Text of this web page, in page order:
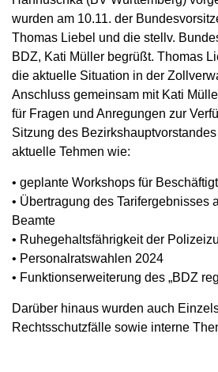
wurden am 10.11. der
Thomas Liebel und die stellv.
BDZ, Kati Müller begrüßt. Thomas
die aktuelle Situation in der
Anschluss gemeinsam mit Kati
für Fragen und Anregungen zur
Sitzung des
aktuelle Tehmen wie:
• geplante Workshops für
• Übertragung des Tarifergebnisses
Beamte
• Ruhegehaltsfährigkeit der
• Personalratswahlen 2024
• Funktionserweiterung des „BDZ
Darüber hinaus wurden auch
Rechtsschutzfälle sowie interne